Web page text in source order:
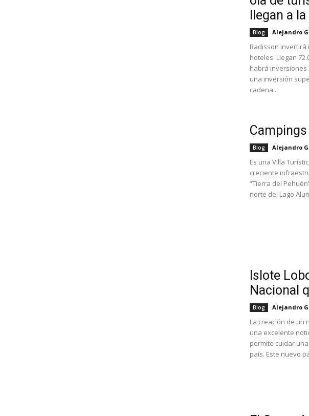
llegan a
Blog Alejandro
Radisson invertirá
hoteles. Llegan
habrá inversiones
una inversión
cadena...
Blog Alejandro
Es una Villa
creciente
“Tierra del
norte del Lago
Islote
Nacional
Blog Alejandro
La creación de un
una excelente
permite cuidar
país. Este nuevo